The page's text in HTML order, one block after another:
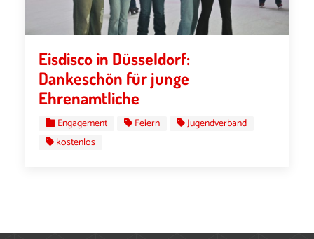
Eisdisco in Düsseldorf:
Dankeschön für junge
Ehrenamtliche
Engagement Feiern
Jugendverband
kostenlos